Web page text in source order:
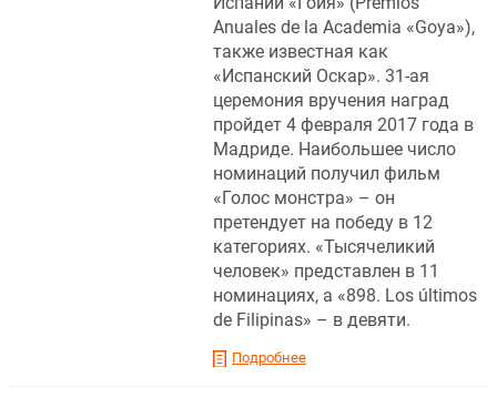
Anuales de la Academia «Goya»),
также известная как
«Испанский Оскар». 31-ая
церемония вручения наград
пройдет 4 февраля 2017 года в
Мадриде. Наибольшее число
номинаций получил фильм
«Голос монстра» – он
претендует на победу в 12
категориях. «Тысячеликий
человек» представлен в 11
номинациях, а «898. Los últimos
de Filipinas» – в девяти.
Подробнее